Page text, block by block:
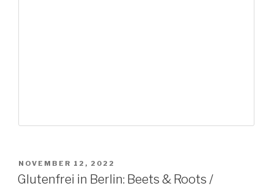
VERÖFFENTLICHT
AM
NOVEMBER 12, 2022
Glutenfrei in Berlin: Beets & Roots /